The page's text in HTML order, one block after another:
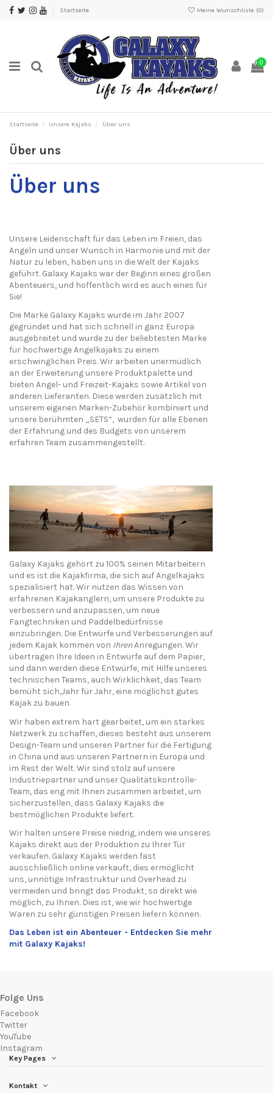
Startseite Meine Wunschliste (0)
0
Startseite Unsere Kajaks Über uns
Über uns
Über uns
Unsere Leidenschaft für das Leben im Freien, das
Angeln und unser Wunsch in Harmonie und mit der
Natur zu leben, haben uns in die Welt der Kajaks
geführt. Galaxy Kajaks war der Beginn eines großen
Abenteuers, und hoffentlich wird es auch eines für
Sie!
Die Marke Galaxy Kajaks wurde im Jahr 2007
gegründet und hat sich schnell in ganz Europa
ausgebreitet und wurde zu der beliebtesten Marke
für hochwertige Angelkajaks zu einem
erschwinglichen Preis. Wir arbeiten unermüdlich
an der Erweiterung unsere Produktpalette und
bieten Angel- und Freizeit-Kajaks sowie Artikel von
anderen Lieferanten. Diese werden zusätzlich mit
unserem eigenen Marken-Zubehör kombiniert und
unsere berühmten „SETS“, wurden für alle Ebenen
der Erfahrung und des Budgets von unserem
erfahren Team zusammengestellt.
Galaxy Kajaks gehört zu 100% seinen Mitarbeitern
und es ist die Kajakfirma, die sich auf Angelkajaks
spezialisiert hat. Wir nutzen das Wissen von
erfahrenen Kajakanglern, um unsere Produkte zu
verbessern und anzupassen, um neue
Fangtechniken und Paddelbedürfnisse
einzubringen. Die Entwürfe und Verbesserungen auf
jedem Kajak kommen von IhrenAnregungen. Wir
übertragen Ihre Ideen in Entwürfe auf dem Papier,
und dann werden diese Entwürfe, mit Hilfe unseres
technischen Teams, auch Wirklichkeit, das Team
bemüht sich,Jahr für Jahr, eine möglichst gutes
Kajak zu bauen.
Wir haben extrem hart gearbeitet, um ein starkes
Netzwerk zu schaffen, dieses besteht aus unserem
Design-Team und unseren Partner für die Fertigung
in China und aus unseren Partnern in Europa und
im Rest der Welt. Wir sind stolz auf unsere
Industriepartner und unser Qualitätskontrolle-
Team, das eng mit Ihnen zusammen arbeitet, um
sicherzustellen, dass Galaxy Kajaks die
bestmöglichen Produkte liefert.
Wir halten unsere Preise niedrig, indem wie unseres
Kajaks direkt aus der Produktion zu Ihrer Tür
verkaufen. Galaxy Kajaks werden fast
ausschließlich online verkauft, dies ermöglicht
uns, unnötige Infrastruktur und Overhead zu
vermeiden und bringt das Produkt, so direkt wie
möglich, zu Ihnen. Dies ist, wie wir hochwertige
Waren zu sehr günstigen Preisen liefern können.
Das Leben ist ein Abenteuer - Entdecken Sie mehr
mit Galaxy Kajaks!
Folge Uns
Facebook
Twitter
YouTube
Instagram
Key Pages
Kontakt